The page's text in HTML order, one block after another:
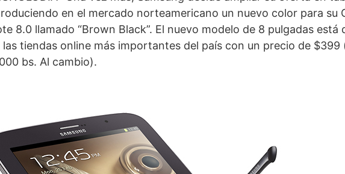
en el mercado norteamericano un nuevo color para su
8.0 llamado “Brown Black”. El nuevo modelo de 8 pulgadas está
las tiendas online más importantes del país con un precio de $399
bs. Al cambio).